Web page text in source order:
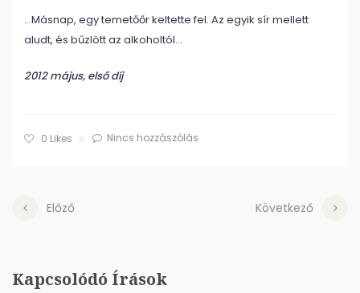
…Másnap, egy temetőőr keltette fel. Az egyik sír mellett
aludt, és bűzlött az alkoholtól…
2012 május, első díj
0 Likes Nincs hozzászólás
Előző Következő
Kapcsolódó Írások